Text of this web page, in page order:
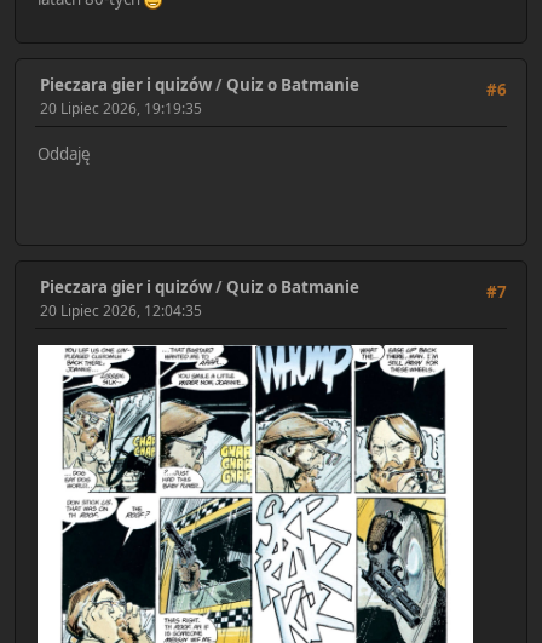
#6
Pieczara gier i quizów/Quiz o Batmanie
20 Lipiec 2026, 19:19:35
Oddaję
#7
Pieczara gier i quizów/Quiz o Batmanie
20 Lipiec 2026, 12:04:35